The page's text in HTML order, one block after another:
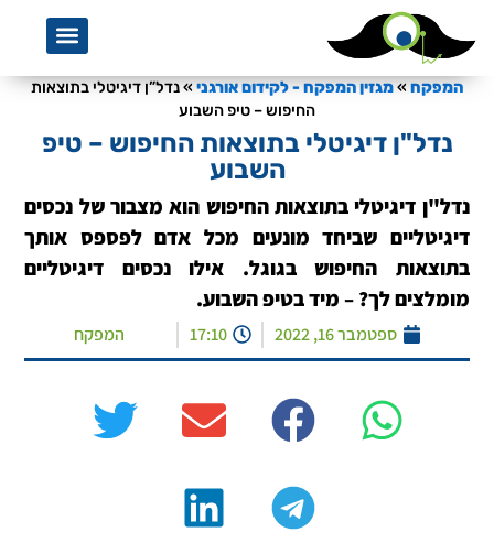
המפקח»מגזין המפקח - לקידום אורגני»נדל”ן דיגיטלי בתוצאות
החיפוש – טיפ השבוע
נדל"ן דיגיטלי בתוצאות החיפוש – טיפ
השבוע
נדל"ן דיגיטלי בתוצאות החיפוש הוא מצבור של נכסים
דיגיטליים שביחד מונעים מכל אדם לפספס אותך
בתוצאות החיפוש בגוגל. אילו נכסים דיגיטליים
מומלצים לך? – מיד בטיפ השבוע.
ספטמבר 16, 2022 17:10 המפקח